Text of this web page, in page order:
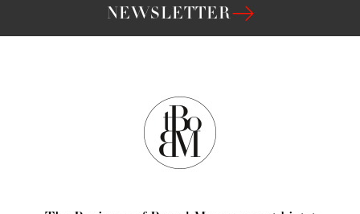
DONALD TRUMP NATIONEN
ZU MARKEN MACHEN.
HÄUSLER
Noch verbietet sich der Vergleich zwischen dem
nationalsozialistischen Deutschland unter Adolf Hitler und den
USA unter Donald Trump politisch und historisch nahezu von
selbst. Zu unterschiedlich sind […]